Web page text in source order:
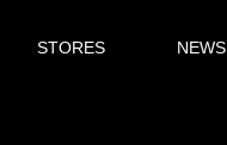
STORES NEWS